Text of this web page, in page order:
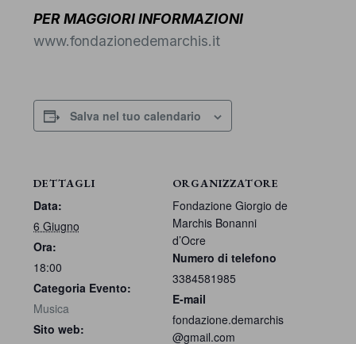
PER MAGGIORI INFORMAZIONI
www.fondazionedemarchis.it
Salva nel tuo calendario
DETTAGLI
Data:
6 Giugno
Ora:
18:00
Categoria Evento:
Musica
Sito web:
ORGANIZZATORE
Fondazione Giorgio de
Marchis Bonanni
d’Ocre
Numero di telefono
3384581985
E-mail
fondazione.demarchis
@gmail.com